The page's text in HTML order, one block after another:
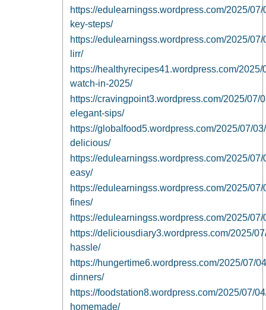
https://edulearningss.wordpress.com/2025/
key-steps/
https://edulearningss.wordpress.com/2025/
lirr/
https://healthyrecipes41.wordpress.com/
watch-in-2025/
https://cravingpoint3.wordpress.com/2025/
elegant-sips/
https://globalfood5.wordpress.com/2025/07/
delicious/
https://edulearningss.wordpress.com/2025/
easy/
https://edulearningss.wordpress.com/2025/
fines/
https://edulearningss.wordpress.com/2025/
https://deliciousdiary3.wordpress.com/2025/
hassle/
https://hungertime6.wordpress.com/2025/07/
dinners/
https://foodstation8.wordpress.com/2025/07/
homemade/